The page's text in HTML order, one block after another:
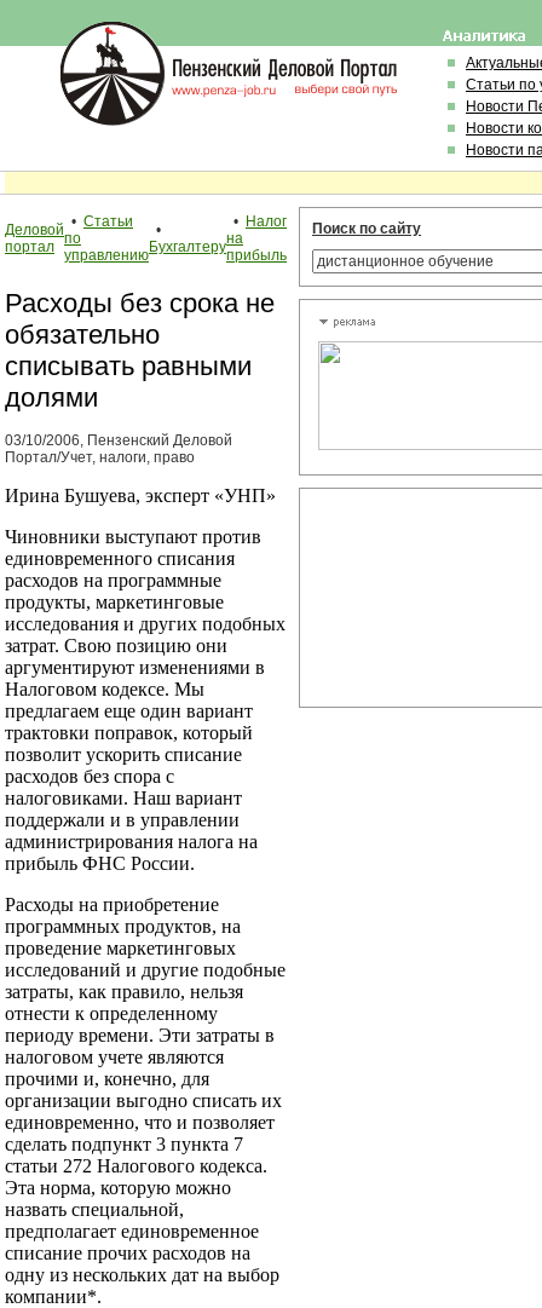
Статьи по
Новости
Новости
Новости
Деловой
портал
• Статьи
по
управлению
•
Бухгалтеру
• Налог
на
прибыль
Расходы без срока не
обязательно
списывать равными
долями
03/10/2006, Пензенский Деловой
Портал/Учет, налоги, право
Ирина Бушуева, эксперт «УНП»
Чиновники выступают против
единовременного списания
расходов на программные
продукты, маркетинговые
исследования и других подобных
затрат. Свою позицию они
аргументируют изменениями в
Налоговом кодексе. Мы
предлагаем еще один вариант
трактовки поправок, который
позволит ускорить списание
расходов без спора с
налоговиками. Наш вариант
поддержали и в управлении
администрирования налога на
прибыль ФНС России.
Расходы на приобретение
программных продуктов, на
проведение маркетинговых
исследований и другие подобные
затраты, как правило, нельзя
отнести к определенному
периоду времени. Эти затраты в
налоговом учете являются
прочими и, конечно, для
организации выгодно списать их
единовременно, что и позволяет
сделать подпункт 3 пункта 7
статьи 272 Налогового кодекса.
Эта норма, которую можно
назвать специальной,
предполагает единовременное
списание прочих расходов на
одну из нескольких дат на выбор
компании*.
Поиск по сайту